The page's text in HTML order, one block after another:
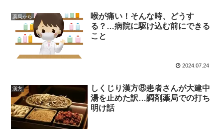
薬局から
喉が痛い！そんな時、どうす
る？…病院に駆け込む前にできる
こと
2024.07.24
漢方
しくじり漢方⑧患者さんが大建中
湯を止めた訳…調剤薬局での打ち
明け話